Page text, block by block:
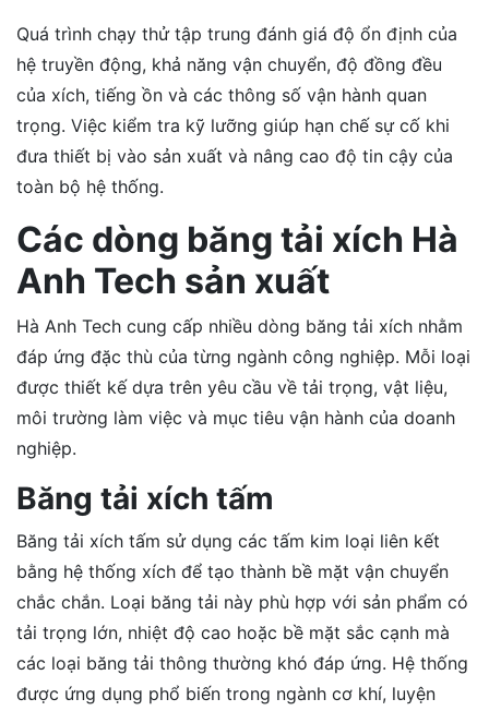
Quá trình chạy thử tập trung đánh giá độ ổn định của
hệ truyền động, khả năng vận chuyển, độ đồng đều
của xích, tiếng ồn và các thông số vận hành quan
trọng. Việc kiểm tra kỹ lưỡng giúp hạn chế sự cố khi
đưa thiết bị vào sản xuất và nâng cao độ tin cậy của
toàn bộ hệ thống.
Các dòng băng tải xích Hà
Anh Tech sản xuất
Hà Anh Tech cung cấp nhiều dòng băng tải xích nhằm
đáp ứng đặc thù của từng ngành công nghiệp. Mỗi loại
được thiết kế dựa trên yêu cầu về tải trọng, vật liệu,
môi trường làm việc và mục tiêu vận hành của doanh
nghiệp.
Băng tải xích tấm
Băng tải xích tấm sử dụng các tấm kim loại liên kết
bằng hệ thống xích để tạo thành bề mặt vận chuyển
chắc chắn. Loại băng tải này phù hợp với sản phẩm có
tải trọng lớn, nhiệt độ cao hoặc bề mặt sắc cạnh mà
các loại băng tải thông thường khó đáp ứng. Hệ thống
được ứng dụng phổ biến trong ngành cơ khí, luyện